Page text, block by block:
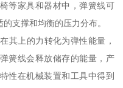
等家具和器材中，弹簧线可
支撑和均衡的压力分布。
其上的力转化为弹性能量，
簧线会释放储存的能量，产
性在机械装置和工具中得到